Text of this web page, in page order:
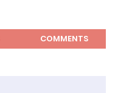
COMMENTS